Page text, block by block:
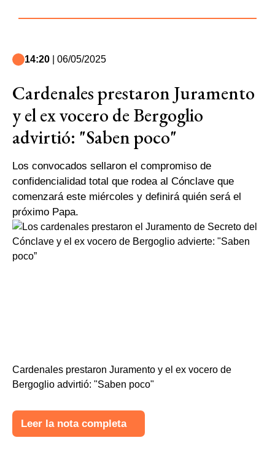
14:20 | 06/05/2025
Cardenales prestaron Juramento
y el ex vocero de Bergoglio
advirtió: "Saben poco"
Los convocados sellaron el compromiso de
confidencialidad total que rodea al Cónclave que
comenzará este miércoles y definirá quién será el
próximo Papa.
Cardenales prestaron Juramento y el ex vocero de
Bergoglio advirtió: "Saben poco"
Leer la nota completa